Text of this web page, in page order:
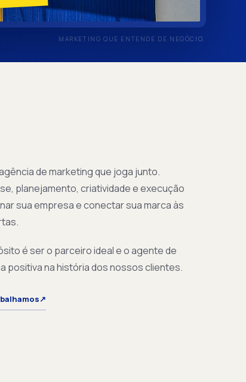
MARKETING QUE ENTENDE DE NEGÓCIO.
de marketing que joga junto.
planejamento, criatividade e execução
sua empresa e conectar sua marca às
é ser o parceiro ideal e o agente de
positiva na história dos nossos clientes.
↗